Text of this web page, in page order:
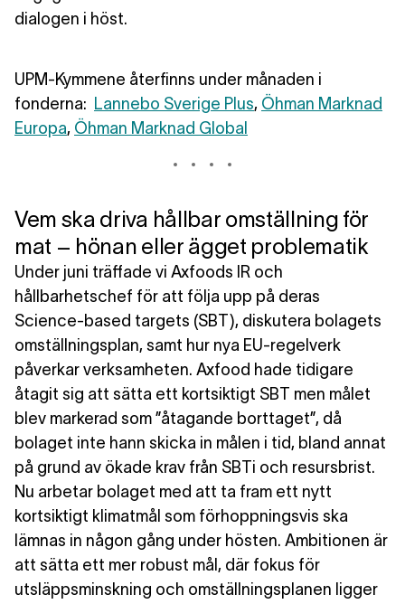
dialogen i höst.
UPM-Kymmene återfinns under månaden i
fonderna: Lannebo Sverige Plus, Öhman Marknad
Europa, Öhman Marknad Global
Vem ska driva hållbar omställning för
mat – hönan eller ägget problematik
Under juni träffade vi Axfoods IR och
hållbarhetschef för att följa upp på deras
Science-based targets (SBT), diskutera bolagets
omställningsplan, samt hur nya EU-regelverk
påverkar verksamheten. Axfood hade tidigare
åtagit sig att sätta ett kortsiktigt SBT men målet
blev markerad som ”åtagande borttaget”, då
bolaget inte hann skicka in målen i tid, bland annat
på grund av ökade krav från SBTi och resursbrist.
Nu arbetar bolaget med att ta fram ett nytt
kortsiktigt klimatmål som förhoppningsvis ska
lämnas in någon gång under hösten. Ambitionen är
att sätta ett mer robust mål, där fokus för
utsläppsminskning och omställningsplanen ligger